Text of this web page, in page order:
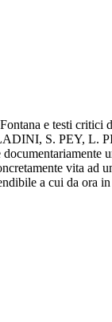
Fontana e testi
S. PEY, L.
vita ad
a cui da ora